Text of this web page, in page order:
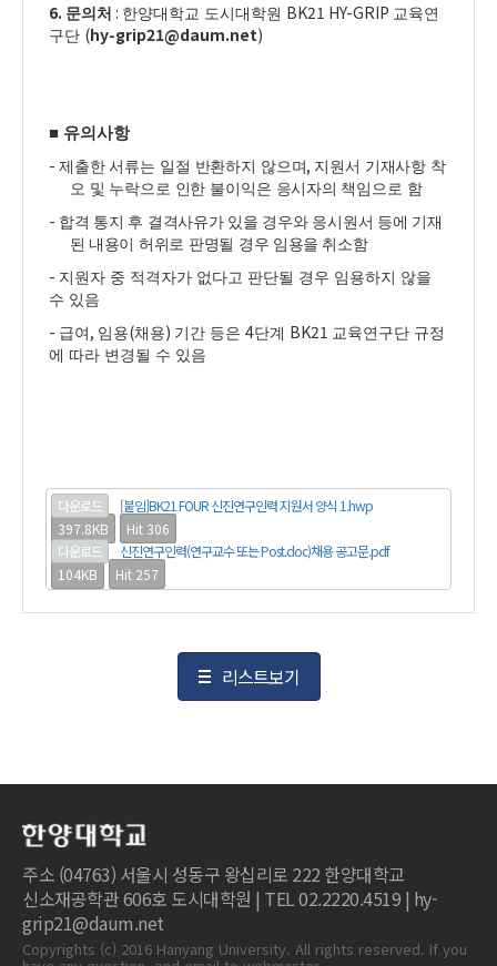
6. 문의처 : 한양대학교 도시대학원 BK21 HY-GRIP 교육연
구단 (hy-grip21@daum.net)
■ 유의사항
- 제출한 서류는 일절 반환하지 않으며 , 지원서 기재사항 착
오 및 누락으로 인한 불이익은 응시자의 책임으로 함
- 합격 통지 후 결격사유가 있을 경우와 응시원서 등에 기재
된 내용이 허위로 판명될 경우 임용을 취소함
- 지원자 중 적격자가 없다고 판단될 경우 임용하지 않을
수 있음
- 급여 , 임용(채용) 기간 등은 4단계 BK21 교육연구단 규정
에 따라 변경될 수 있음
다운로드
[붙임]BK21 FOUR 신진연구인력 지원서 양식 1.hwp
397.8KB
Hit 306
다운로드
신진연구인력(연구교수 또는 Post.doc)채용 공고문.pdf
104KB
Hit 257
리스트보기
주소 (04763) 서울시 성동구 왕십리로 222 한양대학교
신소재공학관 606호 도시대학원 | TEL 02.2220.4519 | hy-
grip21@daum.net
Copyrights (c) 2016 Hanyang University. All rights reserved. If you